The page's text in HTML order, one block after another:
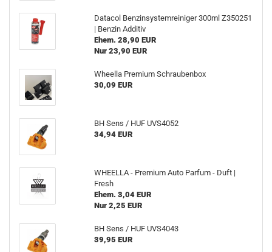
Dat­a­col Ben­zin­sys­tem­rei­ni­ger 300ml Z350251
| Ben­zin Ad­di­tiv
Ehem. 28,90 EUR
Nur 23,90 EUR
Wheel­la Pre­mi­um Schrau­ben­box
30,09 EUR
BH Sens / HUF UVS4052
34,94 EUR
WHEEL­LA - Pre­mi­um Auto Par­fum - Duft |
Fresh
Ehem. 3,04 EUR
Nur 2,25 EUR
BH Sens / HUF UVS4043
39,95 EUR